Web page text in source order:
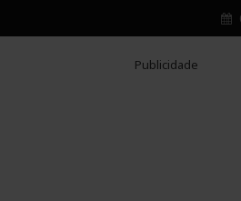
Publicidade